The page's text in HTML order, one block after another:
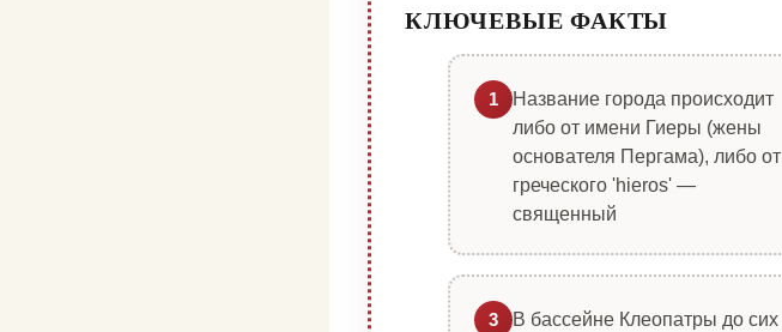
КЛЮЧЕВЫЕ ФАКТЫ
1
Название города происходит
либо от имени Гиеры (жены
основателя Пергама), либо от
греческого 'hieros' —
священный
3
В бассейне Клеопатры до сих